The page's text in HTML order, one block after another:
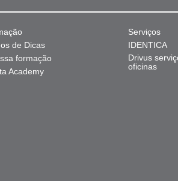
de Dicas
formação
Academy
Serviços
IDENTICA
Drivus
oficinas